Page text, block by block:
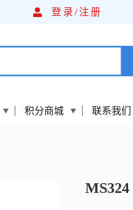
登录/注册
积分商城 联系我们
MS324